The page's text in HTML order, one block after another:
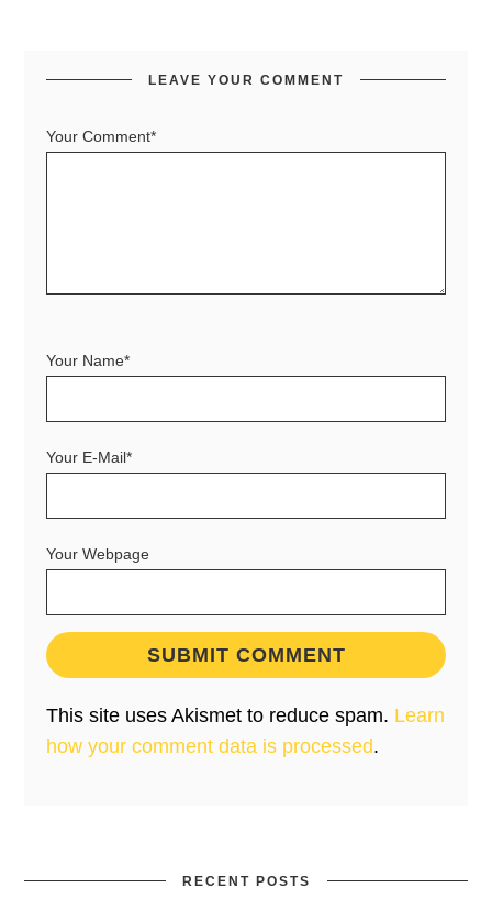
LEAVE YOUR COMMENT
Your Comment*
Your Name*
Your E-Mail*
Your Webpage
This site uses Akismet to reduce spam. Learn
how your comment data is processed.
RECENT POSTS